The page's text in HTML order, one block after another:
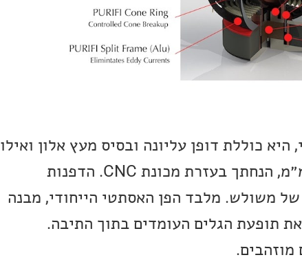
כוללת דופן עליונה ובסיס מעץ אלון ואילו
מרכז התיבה עשוי מ-MDF בעובי 35 מ״מ, הנחתך בעזרת מכונת CNC. הדפנות
משולש. מלבד הפן האסתטי הייחודי, מבנה
תופעת הגלים העומדים בתוך התיבה.